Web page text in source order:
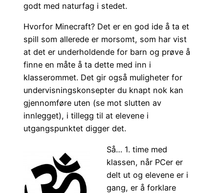
godt med naturfag i stedet.
Hvorfor Minecraft? Det er en god ide å ta et
spill som allerede er morsomt, som har vist
at det er underholdende for barn og prøve å
finne en måte å ta dette med inn i
klasserommet. Det gir også muligheter for
undervisningskonsepter du knapt nok kan
gjennomføre uten (se mot slutten av
innlegget), i tillegg til at elevene i
utgangspunktet digger det.
Så… 1. time med
klassen, når PCer er
delt ut og elevene er i
gang, er å forklare